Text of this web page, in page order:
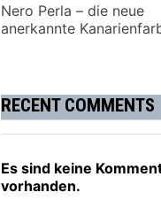
Nero Perla – die neue
anerkannte
RECENT COMMENTS
Es sind keine
vorhanden.